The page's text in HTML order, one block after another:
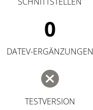
0
DATEV-ERGÄNZUNGEN
TESTVERSION